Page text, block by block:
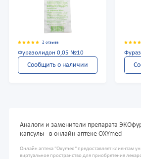
2 отзыва
Фуразолидон 0,05 №10
Сообщить о наличии
Аналоги и заменители препарата
капсулы - в онлайн-аптеке OXYmed
Онлайн аптека "Oxymed" предоставляет клиентам
виртуальное пространство для приобретения